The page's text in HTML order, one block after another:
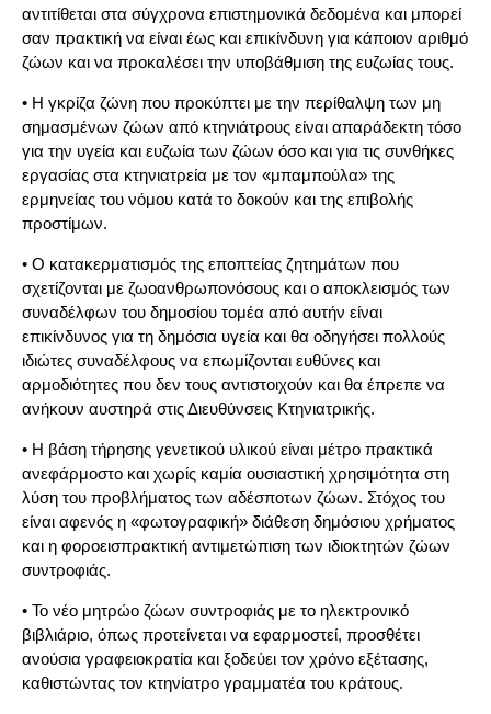
αντιτίθεται στα σύγχρονα επιστημονικά δεδομένα και μπορεί
σαν πρακτική να είναι έως και επικίνδυνη για κάποιον αριθμό
ζώων και να προκαλέσει την υποβάθμιση της ευζωίας τους.
• Η γκρίζα ζώνη που προκύπτει με την περίθαλψη των μη
σημασμένων ζώων από κτηνιάτρους είναι απαράδεκτη τόσο
για την υγεία και ευζωία των ζώων όσο και για τις συνθήκες
εργασίας στα κτηνιατρεία με τον «μπαμπούλα» της
ερμηνείας του νόμου κατά το δοκούν και της επιβολής
προστίμων.
• Ο κατακερματισμός της εποπτείας ζητημάτων που
σχετίζονται με ζωοανθρωπονόσους και ο αποκλεισμός των
συναδέλφων του δημοσίου τομέα από αυτήν είναι
επικίνδυνος για τη δημόσια υγεία και θα οδηγήσει πολλούς
ιδιώτες συναδέλφους να επωμίζονται ευθύνες και
αρμοδιότητες που δεν τους αντιστοιχούν και θα έπρεπε να
ανήκουν αυστηρά στις Διευθύνσεις Κτηνιατρικής.
• Η βάση τήρησης γενετικού υλικού είναι μέτρο πρακτικά
ανεφάρμοστο και χωρίς καμία ουσιαστική χρησιμότητα στη
λύση του προβλήματος των αδέσποτων ζώων. Στόχος του
είναι αφενός η «φωτογραφική» διάθεση δημόσιου χρήματος
και η φοροεισπρακτική αντιμετώπιση των ιδιοκτητών ζώων
συντροφιάς.
• Το νέο μητρώο ζώων συντροφιάς με το ηλεκτρονικό
βιβλιάριο, όπως προτείνεται να εφαρμοστεί, προσθέτει
ανούσια γραφειοκρατία και ξοδεύει τον χρόνο εξέτασης,
καθιστώντας τον κτηνίατρο γραμματέα του κράτους.